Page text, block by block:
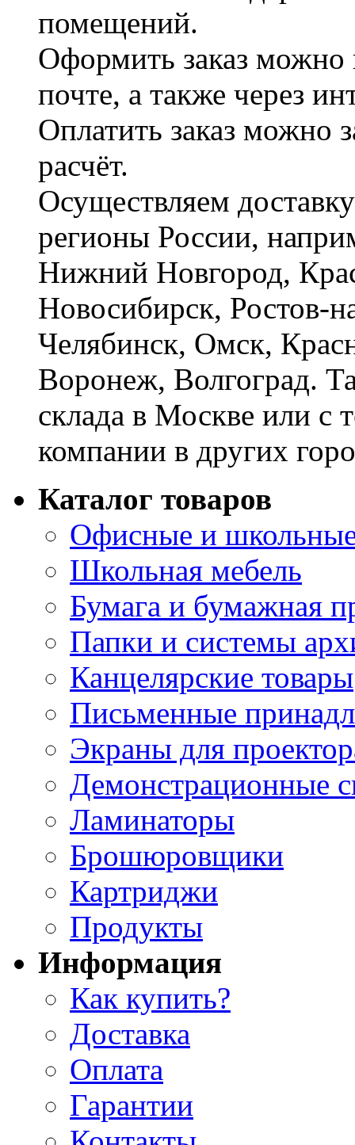
помещений.
Оформить заказ можно
почте, а также через
Оплатить заказ можно
расчёт.
Осуществляем
регионы России,
Нижний Новгород,
Новосибирск, Ростов-
Челябинск, Омск,
Воронеж, Волгоград.
склада в Москве или с
компании в других
Каталог товаров
Офисные и
Школьная мебель
Бумага и бумажная
Папки и системы
Канцелярские товары
Письменные
Экраны для
Демонстрационные
Ламинаторы
Брошюровщики
Картриджи
Продукты
Информация
Как купить?
Доставка
Оплата
Гарантии